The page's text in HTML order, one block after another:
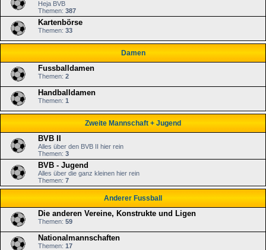
Heja BVB
Themen: 387
Kartenbörse
Themen: 33
Damen
Fussballdamen
Themen: 2
Handballdamen
Themen: 1
Zweite Mannschaft + Jugend
BVB II
Alles über den BVB II hier rein
Themen: 3
BVB - Jugend
Alles über die ganz kleinen hier rein
Themen: 7
Anderer Fussball
Die anderen Vereine, Konstrukte und Ligen
Themen: 59
Nationalmannschaften
Themen: 17